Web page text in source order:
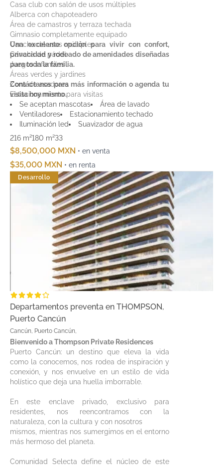
Casa club con salón de usos múltiples
Alberca con chapoteadero
Área de camastros y terraza techada
Gimnasio completamente equipado
Cancha de usos múltiples
Cancha de pádel
Juegos infantiles
Áreas verdes y jardines
Zona de asadores
Estacionamiento para visitas
Andadores peatonales y ciclovía interna
Una excelente opción para vivir con confort,
privacidad y rodeado de amenidades diseñadas
para toda la familia.
Contáctanos para más información o agenda tu
visita hoy mismo.
Se aceptan mascotas
Área de lavado
Ventiladores
Estacionamiento techado
Iluminación led
Suavizador de agua
216 m²180 m²33
$8,500,000 MXN • en venta
$35,000 MXN • en renta
Desarrollo
Departamentos preventa en THOMPSON,
Puerto Cancún
Cancún, Puerto Cancún,
Bienvenido a Thompson Private Residences
Puerto Cancún: un destino que eleva la vida
como la conocemos, nos rodea de inspiración y
conexión, y nos envuelve en un estilo de vida
holístico que deja una huella imborrable.
En este enclave privado, exclusivo para
residentes, nos reencontramos con la
naturaleza, con la cultura y con nosotros
mismos, mientras nos sumergimos en el entorno
más hermoso del planeta.
Comunidad Selecta define el núcleo de este